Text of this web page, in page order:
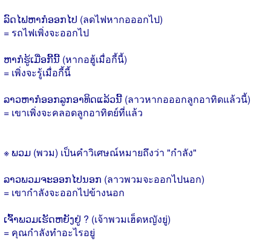
ລົດໄຟຫາກໍອອກໄປ (ลดไฟหากอออกไป)
= รถไฟเพิ่งจะออกไป
ຫາກໍຮູ້ເມື່ອກີ້ນີ້ (หากอฮู้เมื่อกี้นี้)
= เพิ่งจะรู้เมื่อกี้นี้
ລາວຫາກໍອອກລູກອາທິດແລ້ວນີ້ (ลาวหากอออกลูกอาทิดแล้วนี้)
= เขาเพิ่งจะคลอดลูกอาทิตย์ที่แล้ว
※ ພວມ (พวม) เป็นคำวิเศษณ์หมายถึงว่า "กำลัง"
ລາວພວມຈະອອກໄປນອກ (ลาวพวมจะออกไปนอก)
= เขากำลังจะออกไปข้างนอก
ເຈົ້າພວມເຮັດຫຍັງຢູ່ ? (เจ้าพวมเฮ็ดหญังยู่)
= คุณกำลังทำอะไรอยู่